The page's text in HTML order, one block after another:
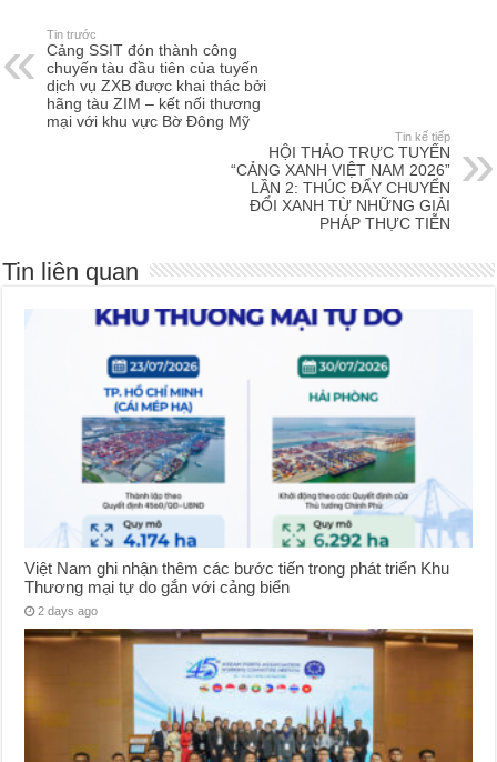
Tin trước
Cảng SSIT đón thành công
chuyến tàu đầu tiên của tuyến
dịch vụ ZXB được khai thác bởi
hãng tàu ZIM – kết nối thương
mại với khu vực Bờ Đông Mỹ
Tin kế tiếp
HỘI THẢO TRỰC TUYẾN
“CẢNG XANH VIỆT NAM 2026”
LẦN 2: THÚC ĐẨY CHUYỂN
ĐỔI XANH TỪ NHỮNG GIẢI
PHÁP THỰC TIỄN
Tin liên quan
Việt Nam ghi nhận thêm các bước tiến trong phát triển Khu
Thương mại tự do gắn với cảng biển
2 days ago